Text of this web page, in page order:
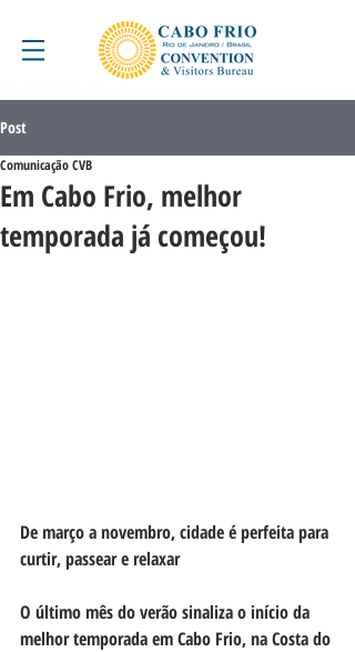
Post
Em Cabo Frio, melhor
temporada já começou!
Comunicação CVB
De março a novembro, cidade é perfeita para
curtir, passear e relaxar
O último mês do verão sinaliza o início da
melhor temporada em Cabo Frio, na Costa do